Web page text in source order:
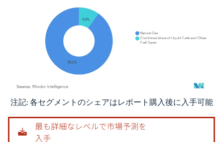
画像 © Mordor Intelligence。再利用にはCC BY 4.0の表示が必要です。
注記: 各セグメントのシェアはレポート購入後に入手可能